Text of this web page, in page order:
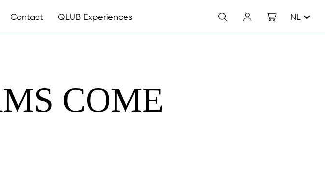
Contact QLUB Experiences NL
COME